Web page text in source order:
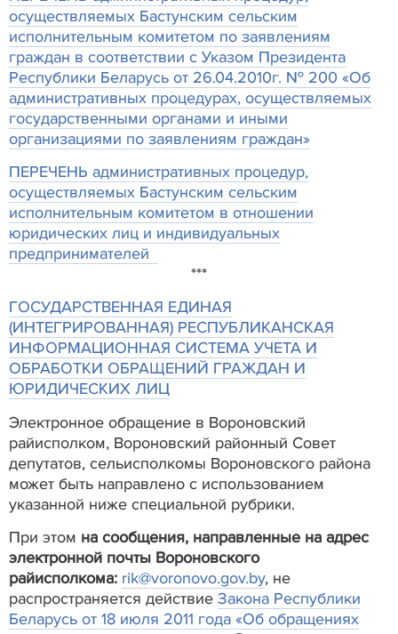
осуществляемых Бастунским сельским
исполнительным комитетом по заявлениям
граждан в соответствии с Указом Президента
Республики Беларусь от 26.04.2010г. № 200 «Об
административных процедурах, осуществляемых
государственными органами и иными
организациями по заявлениям граждан»
ПЕРЕЧЕНЬ административных процедур,
осуществляемых Бастунским сельским
исполнительным комитетом в отношении
юридических лиц и индивидуальных
предпринимателей
***
ГОСУДАРСТВЕННАЯ ЕДИНАЯ
(ИНТЕГРИРОВАННАЯ) РЕСПУБЛИКАНСКАЯ
ИНФОРМАЦИОННАЯ СИСТЕМА УЧЕТА И
ОБРАБОТКИ ОБРАЩЕНИЙ ГРАЖДАН И
ЮРИДИЧЕСКИХ ЛИЦ
Электронное обращение в Вороновский
райисполком, Вороновский районный Совет
депутатов, сельисполкомы Вороновского района
может быть направлено с использованием
указанной ниже специальной рубрики.
При этом на сообщения, направленные на адрес
электронной почты Вороновского
райисполкома: rik@voronovo.gov.by, не
распространяется действие Закона Республики
Беларусь от 18 июля 2011 года «Об обращениях